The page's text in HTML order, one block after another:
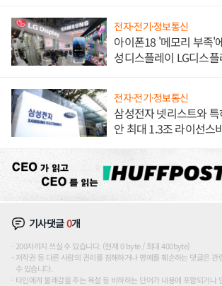
전자·전기·정보통신
아이폰18 '메모리 부족'
성디스플레이 LG디스
전자·전기·정보통신
삼성전자 넷리스트와
안 최대 1.3조 라이선스
기사댓글0개
200자까지 쓰실 수 있습니다. (현재 0 byte / 최대 400byte)
저작권 등 다른 사람의 권리를 침해하거나 명예를 훼손하는 댓글은 관
수 있습니다.
타인에게 불쾌감을 주는 욕설 등 비하하는 단어가 내용에 포함되거나